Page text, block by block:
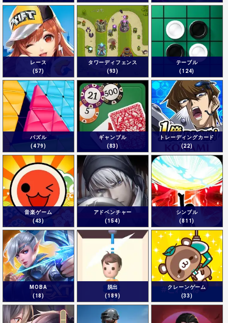
レース
(57)
タワーディフェンス
(93)
テーブル
(124)
パズル
(479)
ギャンブル
(83)
トレーディングカード
(22)
音楽ゲーム
(43)
アドベンチャー
(154)
シンプル
(811)
MOBA
(18)
脱出
(189)
クレーンゲーム
(33)